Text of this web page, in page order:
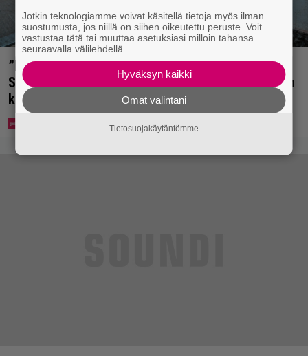
”Mitä isompi vehje, sen paremmin kulkee” –
Susanna Penttilä suuntasi Bangbussinsa Helsingin
keskustaan
Jotkin teknologiamme voivat käsitellä tietoja myös ilman
suostumusta, jos niillä on siihen oikeutettu peruste. Voit
vastustaa tätä tai muuttaa asetuksiasi milloin tahansa
seuraavalla välilehdellä.
Hyväksyn kaikki
Omat valintani
Tietosuojakäytäntömme